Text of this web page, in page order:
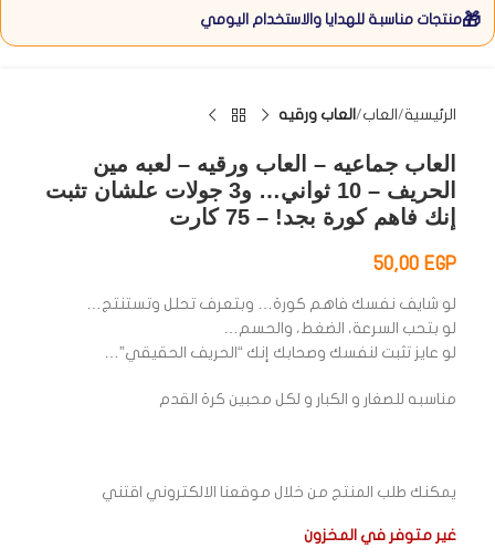
🎁منتجات مناسبة للهدايا والاستخدام اليومي
الرئيسية العاب العاب ورقيه
العاب جماعيه – العاب ورقيه – لعبه مين
الحريف – 10 ثواني… و3 جولات علشان تثبت
إنك فاهم كورة بجد! – 75 كارت
50,00 EGP
لو شايف نفسك فاهم كورة… وبتعرف تحلل وتستنتج…
لو بتحب السرعة، الضغط، والحسم…
لو عايز تثبت لنفسك وصحابك إنك “الحريف الحقيقي”…
مناسبه للصغار و الكبار و لكل محبين كرة القدم
يمكنك طلب المنتج من خلال موقعنا الالكتروني اقتني
غير متوفر في المخزون